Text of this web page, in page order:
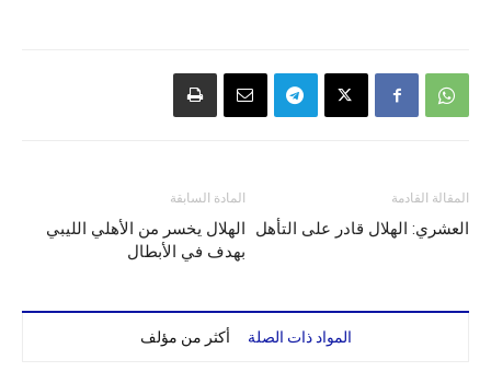
المادة السابقة
الهلال يخسر من الأهلي الليبي
بهدف في الأبطال
المقالة القادمة
العشري: الهلال قادر على التأهل
المواد ذات الصلة أكثر من مؤلف